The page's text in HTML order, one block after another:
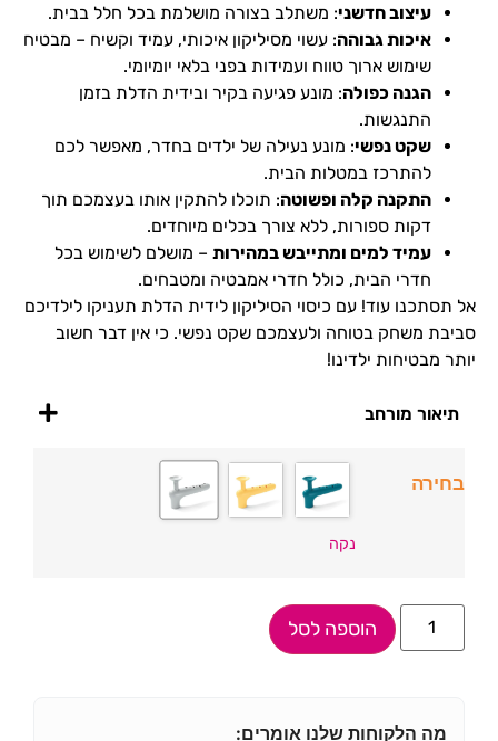
עיצוב חדשני: משתלב בצורה מושלמת בכל חלל בבית.
איכות גבוהה: עשוי מסיליקון איכותי, עמיד וקשיח – מבטיח
שימוש ארוך טווח ועמידות בפני בלאי יומיומי.
הגנה כפולה: מונע פגיעה בקיר ובידית הדלת בזמן
התנגשות.
שקט נפשי: מונע נעילה של ילדים בחדר, מאפשר לכם
להתרכז במטלות הבית.
התקנה קלה ופשוטה: תוכלו להתקין אותו בעצמכם תוך
דקות ספורות, ללא צורך בכלים מיוחדים.
עמיד למים ומתייבש במהירות – מושלם לשימוש בכל
חדרי הבית, כולל חדרי אמבטיה ומטבחים.
אל תסתכנו עוד! עם כיסוי הסיליקון לידית הדלת תעניקו לילדיכם
סביבת משחק בטוחה ולעצמכם שקט נפשי. כי אין דבר חשוב
יותר מבטיחות ילדינו!
תיאור מורחב
בחירה
נקה
הוספה לסל
מה הלקוחות שלנו אומרים: